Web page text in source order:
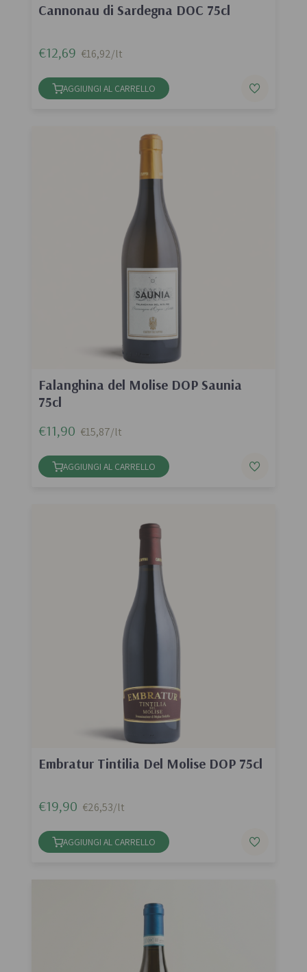
Cannonau di Sardegna DOC 75cl
€12,69 €16,92/lt
AGGIUNGI AL CARRELLO
Falanghina del Molise DOP Saunia
75cl
€11,90 €15,87/lt
AGGIUNGI AL CARRELLO
Embratur Tintilia Del Molise DOP 75cl
€19,90 €26,53/lt
AGGIUNGI AL CARRELLO